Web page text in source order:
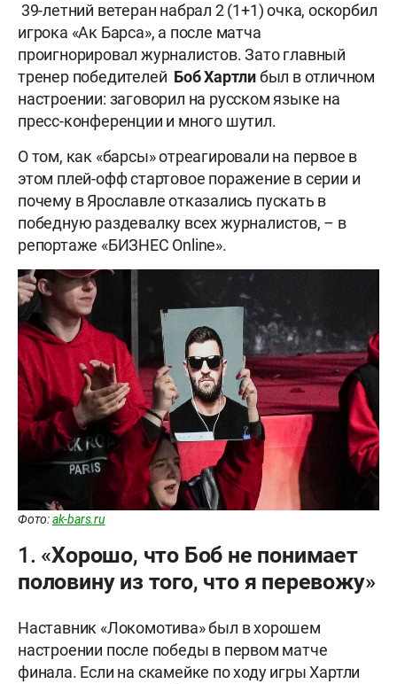
39-летний ветеран набрал 2 (1+1) очка, оскорбил
игрока «Ак Барса», а после матча
проигнорировал журналистов. Зато главный
тренер победителей Боб Хартлибыл в отличном
настроении: заговорил на русском языке на
пресс-конференции и много шутил.
О том, как «барсы» отреагировали на первое в
этом плей-офф стартовое поражение в серии и
почему в Ярославле отказались пускать в
победную раздевалку всех журналистов, – в
репортаже «БИЗНЕС Online».
Фото:ak-bars.ru
1. «Хорошо, что Боб не понимает
половину из того, что я перевожу»
Наставник «Локомотива» был в хорошем
настроении после победы в первом матче
финала. Если на скамейке по ходу игры Хартли